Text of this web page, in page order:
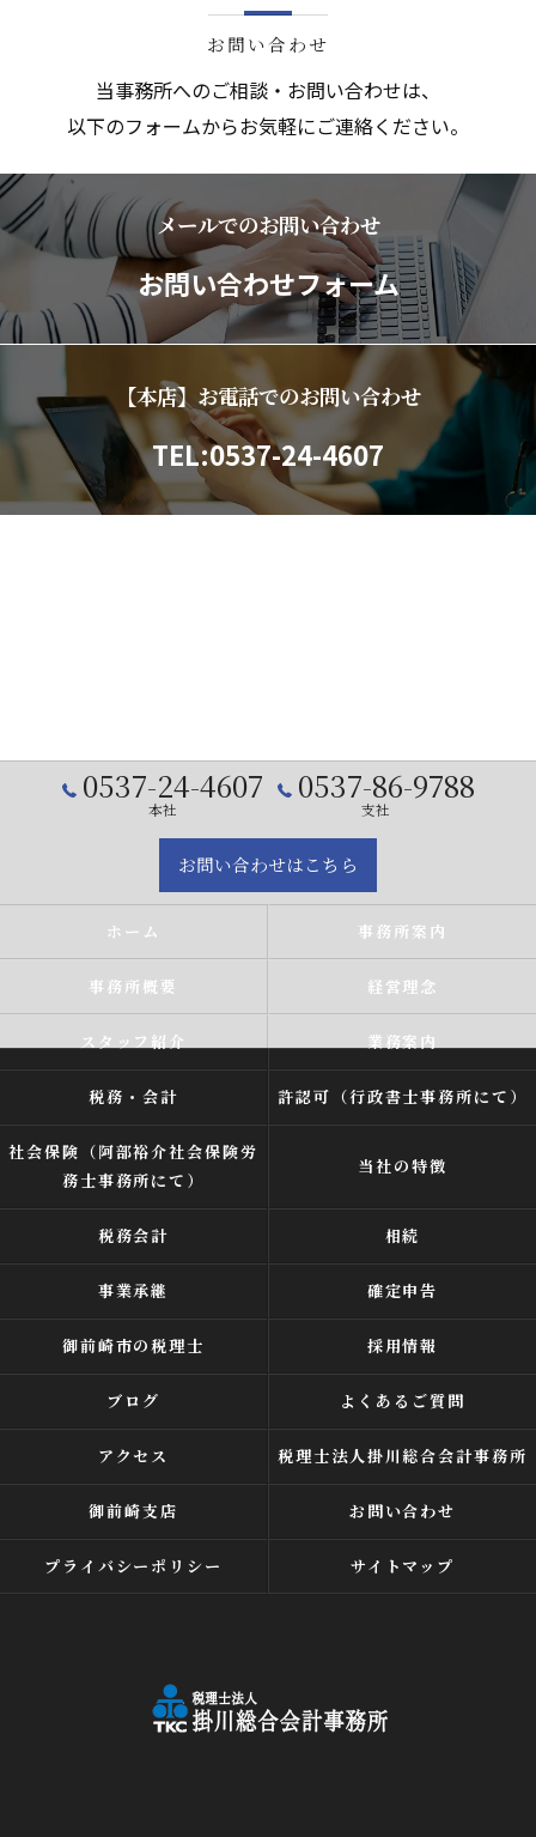
お問い合わせ
当事務所へのご相談・お問い合わせは、
以下のフォームからお気軽にご連絡ください。
メールでのお問い合わせ
お問い合わせフォーム
【本店】お電話でのお問い合わせ
TEL:0537-24-4607
0537-24-4607
本社
0537-86-9788
支社
お問い合わせはこちら
ホーム 事務所案内
事務所概要 経営理念
スタッフ紹介 業務案内
税務・会計 許認可（行政書士事務所にて）
社会保険（阿部裕介社会保険労
務士事務所にて）
当社の特徴
税務会計 相続
事業承継 確定申告
御前崎市の税理士 採用情報
ブログ よくあるご質問
アクセス 税理士法人掛川総合会計事務所
御前崎支店 お問い合わせ
プライバシーポリシー サイトマップ